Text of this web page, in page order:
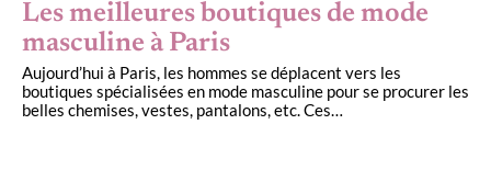
Les meilleures boutiques de mode
masculine à Paris
Aujourd’hui à Paris, les hommes se déplacent vers les
boutiques spécialisées en mode masculine pour se procurer les
belles chemises, vestes, pantalons, etc. Ces…